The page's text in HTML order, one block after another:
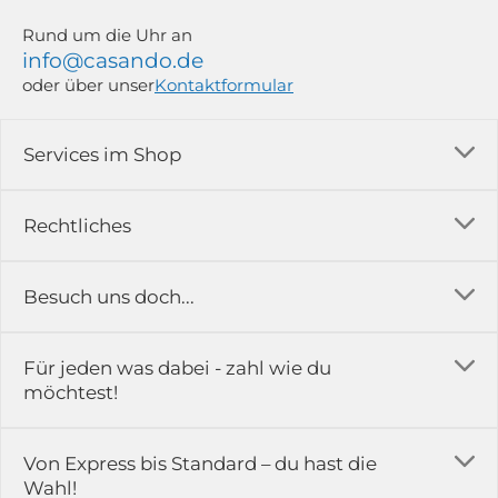
Rechtliches
Impressum
Rückgabe & Reklamation
Widerrufsrecht
Services im Shop
Versandkosten
Erfahrungsberichte & Bewertungen
Kontakt
Karriere
Besuch uns doch...
in der Ausstellung...
51789 Lindlar
Rund um die Uhr an
info@casando.de
oder über unserKontaktformular
Für jeden was dabei - zahl wie du
möchtest!
Von Express bis Standard – du hast die
Wahl!